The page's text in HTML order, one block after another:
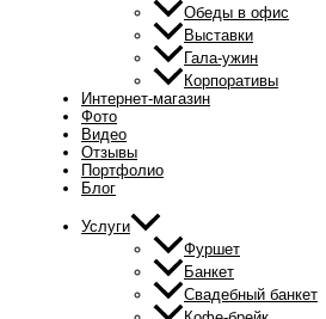
Обеды в офис
Выставки
Гала-ужин
Корпоративы
Интернет-магазин
Фото
Видео
Отзывы
Портфолио
Блог
Услуги
Фуршет
Банкет
Свадебный банкет